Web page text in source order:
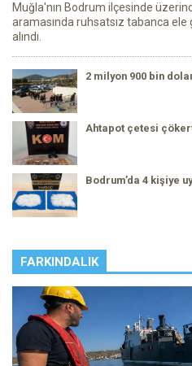
Muğla'nın Bodrum ilçesinde
aramasında ruhsatsız tabanca ele
alındı.
2 milyon 900 bin
Ahtapot çetesi
Bodrum’da 4 kişiye
FARKINDALIK